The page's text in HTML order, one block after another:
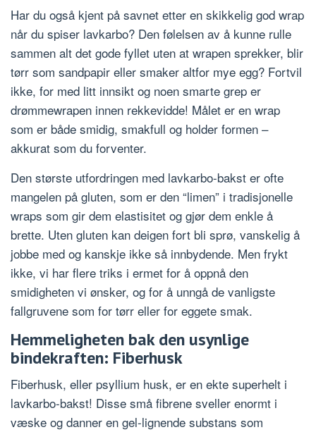
Har du også kjent på savnet etter en skikkelig god wrap
når du spiser lavkarbo? Den følelsen av å kunne rulle
sammen alt det gode fyllet uten at wrapen sprekker, blir
tørr som sandpapir eller smaker altfor mye egg? Fortvil
ikke, for med litt innsikt og noen smarte grep er
drømmewrapen innen rekkevidde! Målet er en wrap
som er både smidig, smakfull og holder formen –
akkurat som du forventer.
Den største utfordringen med lavkarbo-bakst er ofte
mangelen på gluten, som er den “limen” i tradisjonelle
wraps som gir dem elastisitet og gjør dem enkle å
brette. Uten gluten kan deigen fort bli sprø, vanskelig å
jobbe med og kanskje ikke så innbydende. Men frykt
ikke, vi har flere triks i ermet for å oppnå den
smidigheten vi ønsker, og for å unngå de vanligste
fallgruvene som for tørr eller for eggete smak.
Hemmeligheten bak den usynlige
bindekraften: Fiberhusk
Fiberhusk, eller psyllium husk, er en ekte superhelt i
lavkarbo-bakst! Disse små fibrene sveller enormt i
væske og danner en gel-lignende substans som